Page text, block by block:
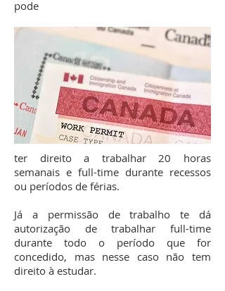
pode
ter direito a trabalhar 20 horas
semanais e full-time durante recessos
ou períodos de férias.
Já a permissão de trabalho te dá
autorização de trabalhar full-time
durante todo o período que for
concedido, mas nesse caso não tem
direito à estudar.